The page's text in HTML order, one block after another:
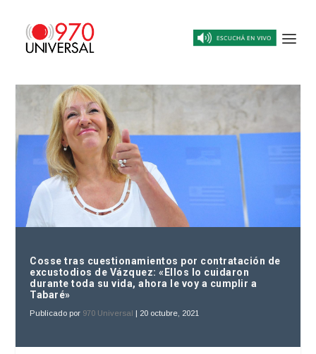
Cosse tras cuestionamientos por contratación de
excustodios de Vázquez: «Ellos lo cuidaron
durante toda su vida, ahora le voy a cumplir a
Tabaré»
Publicado por 970 Universal | 20 octubre, 2021